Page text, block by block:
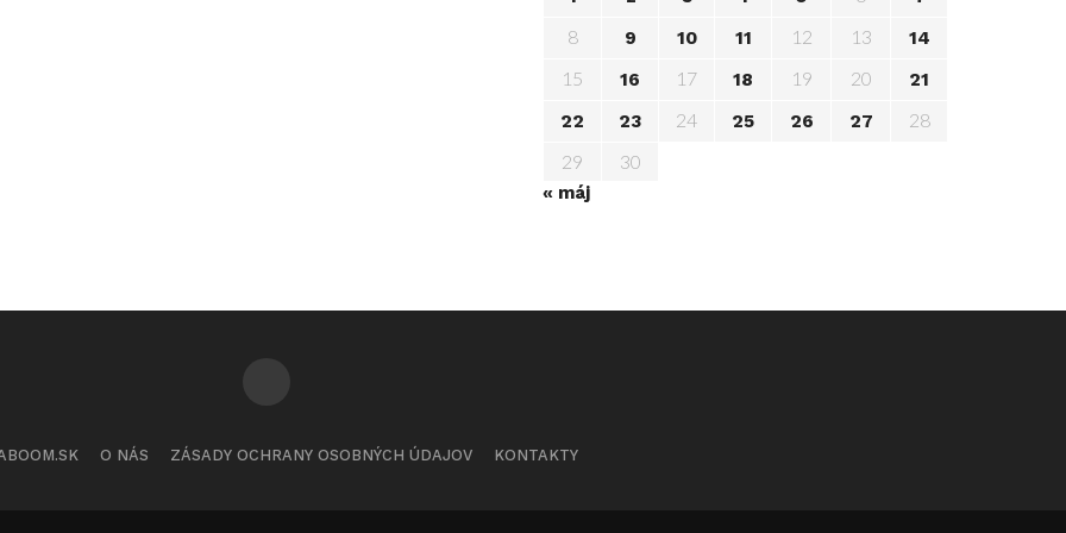
8 9 10 11 12 13 14
15 16 17 18 19 20
21
22
23 24 25 26 27
28
29
30
« máj
O NÁS ZÁSADY OCHRANY OSOBNÝCH ÚDAJOV KONTAKTY